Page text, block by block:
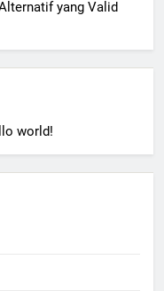
yang Valid
world!